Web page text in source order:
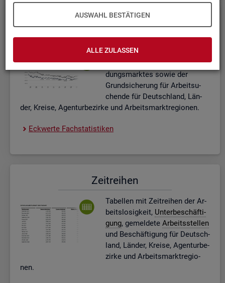
AUSWAHL BESTÄTIGEN
ALLE ZULASSEN
Eck­wer­te Fach­sta­tis­ti­ken
bel­len zu den ak­tu­el­len Eck­
wer­ten des Ar­beits- und Aus­bil­
dungs­mark­tes sowie der
Grund­si­che­rung für Ar­beit­su­
chen­de für Deutsch­land, Län­
der, Krei­se, Agen­tur­be­zir­ke und Ar­beits­markt­re­gio­nen.
Eck­wer­te Fach­sta­tis­ti­ken
Zeit­rei­hen
Ta­bel­len mit Zeit­rei­hen der Ar­
beits­lo­sig­keit, Un­ter­be­schäf­ti­
gung, ge­mel­de­te Ar­beits­stel­len
und Be­schäf­ti­gung für Deutsch­
land, Län­der, Krei­se, Agen­tur­be­
zir­ke und Ar­beits­markt­re­gio­
nen.